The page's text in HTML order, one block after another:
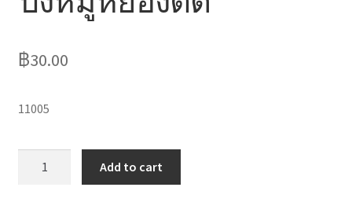
฿30.00
11005
Add to cart